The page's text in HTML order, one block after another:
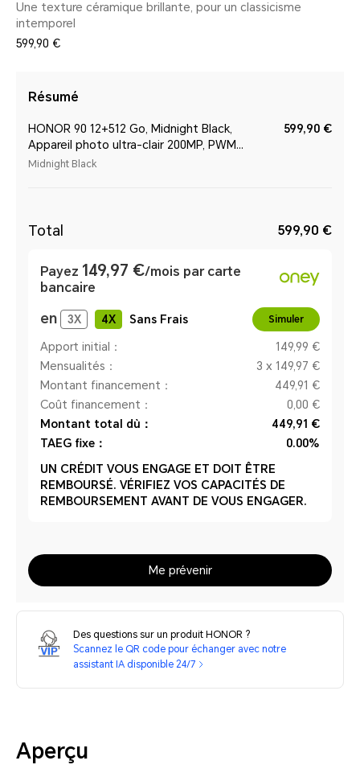
Une texture céramique brillante, pour un classicisme
intemporel
599,90 €
Résumé
HONOR 90 12+512 Go, Midnight Black,
Appareil photo ultra-clair 200MP, PWM
3840Hz
Midnight Black
599,90 €
Total 599,90 €
Payez 149,97 €/mois par carte
bancaire
en 3X 4X Sans Frais Simuler
Apport initial：
149,99 €
Mensualités：
3 x 149,97 €
Montant financement：
449,91 €
Coût financement：
0,00 €
Montant total dù：
449,91 €
TAEG fixe：
0.00%
UN CRÉDIT VOUS ENGAGE ET DOIT ÊTRE
REMBOURSÉ. VÉRIFIEZ VOS CAPACITÉS DE
REMBOURSEMENT AVANT DE VOUS ENGAGER.
Me prévenir
Des questions sur un produit HONOR ?
Scannez le QR code pour échanger avec notre
assistant IA disponible 24/7
Aperçu